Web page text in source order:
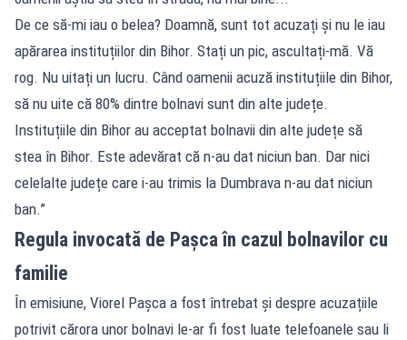
De ce să-mi iau o belea? Doamnă, sunt tot acuzați și nu le iau
apărarea instituțiilor din Bihor. Stați un pic, ascultați-mă. Vă
rog. Nu uitați un lucru. Când oamenii acuză instituțiile din Bihor,
să nu uite că 80% dintre bolnavi sunt din alte județe.
Instituțiile din Bihor au acceptat bolnavii din alte județe să
stea în Bihor. Este adevărat că n-au dat niciun ban. Dar nici
celelalte județe care i-au trimis la Dumbrava n-au dat niciun
ban.”
Regula invocată de Pașca în cazul bolnavilor cu
familie
În emisiune, Viorel Pașca a fost întrebat și despre acuzațiile
potrivit cărora unor bolnavi le-ar fi fost luate telefoanele sau li